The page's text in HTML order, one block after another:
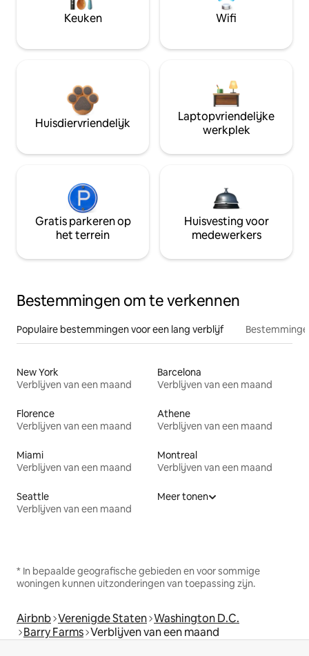
Keuken Wifi
Huisdiervriendelijk
Laptopvriendelijke
werkplek
Gratis parkeren op
het terrein
Huisvesting voor
medewerkers
Bestemmingen om te verkennen
Populaire bestemmingen voor een lang verblijf
New York
Verblijven van een maand
Barcelona
Verblijven van een maand
Florence
Verblijven van een maand
Athene
Verblijven van een maand
Miami
Verblijven van een maand
Montreal
Verblijven van een maand
Seattle
Verblijven van een maand
Meer tonen
* In bepaalde geografische gebieden en voor sommige
woningen kunnen uitzonderingen van toepassing zijn.
Airbnb Verenigde Staten Washington D.C.
Barry Farms Verblijven van een maand